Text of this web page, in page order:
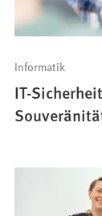
Informatik
IT-